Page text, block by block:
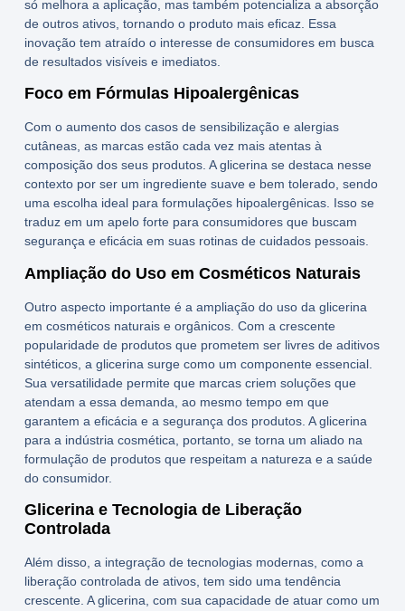
só melhora a aplicação, mas também potencializa a absorção
de outros ativos, tornando o produto mais eficaz. Essa
inovação tem atraído o interesse de consumidores em busca
de resultados visíveis e imediatos.
Foco em Fórmulas Hipoalergênicas
Com o aumento dos casos de sensibilização e alergias
cutâneas, as marcas estão cada vez mais atentas à
composição dos seus produtos. A glicerina se destaca nesse
contexto por ser um ingrediente suave e bem tolerado, sendo
uma escolha ideal para formulações hipoalergênicas. Isso se
traduz em um apelo forte para consumidores que buscam
segurança e eficácia em suas rotinas de cuidados pessoais.
Ampliação do Uso em Cosméticos Naturais
Outro aspecto importante é a ampliação do uso da glicerina
em cosméticos naturais e orgânicos. Com a crescente
popularidade de produtos que prometem ser livres de aditivos
sintéticos, a glicerina surge como um componente essencial.
Sua versatilidade permite que marcas criem soluções que
atendam a essa demanda, ao mesmo tempo em que
garantem a eficácia e a segurança dos produtos. A glicerina
para a indústria cosmética, portanto, se torna um aliado na
formulação de produtos que respeitam a natureza e a saúde
do consumidor.
Glicerina e Tecnologia de Liberação
Controlada
Além disso, a integração de tecnologias modernas, como a
liberação controlada de ativos, tem sido uma tendência
crescente. A glicerina, com sua capacidade de atuar como um